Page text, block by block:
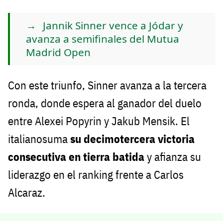
Jannik Sinner vence a Jódar y
avanza a semifinales del Mutua
Madrid Open
Con este triunfo, Sinner avanza a la tercera
ronda, donde espera al ganador del duelo
entre Alexei Popyrin y Jakub Mensik. El
italianosumasu decimotercera victoria
consecutiva en tierra batiday afianza su
liderazgo en el ranking frente a Carlos
Alcaraz.